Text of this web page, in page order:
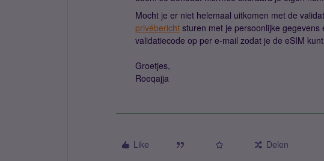
Mocht je er niet helemaal uitkomen met de
privébericht sturen met je persoonlijke
validatiecode op per e-mail zodat je de eSIM
Groetjes,
Roeqajja
Like Delen